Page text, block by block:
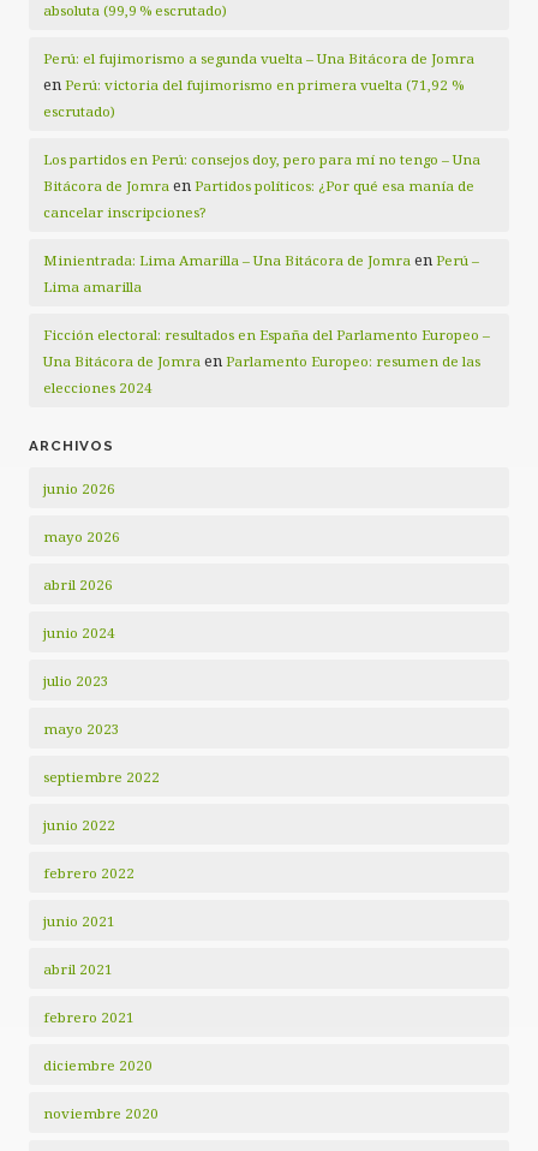
absoluta (99,9 % escrutado)
Perú: el fujimorismo a segunda vuelta – Una Bitácora de Jomra
en Perú: victoria del fujimorismo en primera vuelta (71,92 %
escrutado)
Los partidos en Perú: consejos doy, pero para mí no tengo – Una
Bitácora de Jomra en Partidos políticos: ¿Por qué esa manía de
cancelar inscripciones?
Minientrada: Lima Amarilla – Una Bitácora de Jomra en Perú –
Lima amarilla
Ficción electoral: resultados en España del Parlamento Europeo –
Una Bitácora de Jomra en Parlamento Europeo: resumen de las
elecciones 2024
ARCHIVOS
junio 2026
mayo 2026
abril 2026
junio 2024
julio 2023
mayo 2023
septiembre 2022
junio 2022
febrero 2022
junio 2021
abril 2021
febrero 2021
diciembre 2020
noviembre 2020